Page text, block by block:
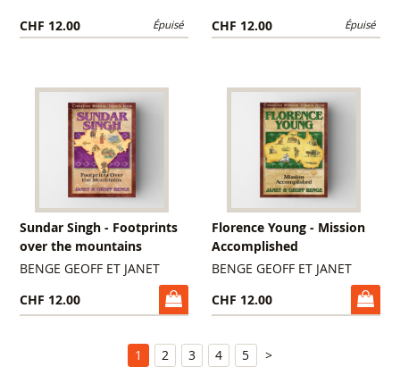
CHF 12.00 Épuisé CHF 12.00 Épuisé
Sundar Singh - Footprints
over the mountains
BENGE GEOFF ET JANET
CHF 12.00
Florence Young - Mission
Accomplished
BENGE GEOFF ET JANET
CHF 12.00
1 2 3 4 5 >